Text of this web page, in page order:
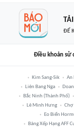
ĐỂ
Điều khoản sử
Kim Sang-Sik An
Liên Bang Nga
Bắc Ninh (thành Phố)
Lê Minh Hưng
Chợ
Eo Biển
Bảng Xếp Hạng AFF